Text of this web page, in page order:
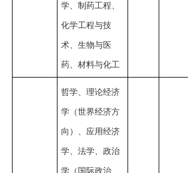
学、制药工程、
化学工程与技
术、生物与医
药、材料与化工
哲学、理论经济
学（世界经济方
向）、应用经济
学、法学、政治
学（国际政治、